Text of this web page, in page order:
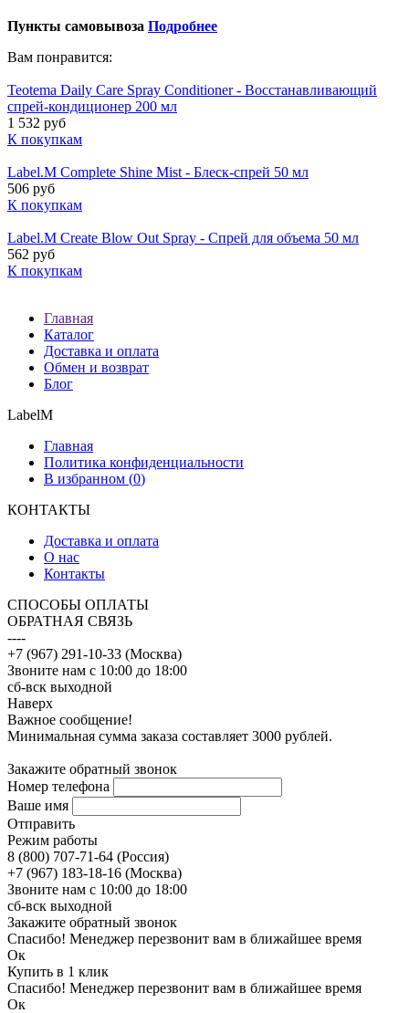
Пункты самовывоза Подробнее
Вам понравится:
Teotema Daily Care Spray Conditioner - Восстанавливающий
спрей-кондиционер 200 мл
1 532 руб
К покупкам
Label.M Complete Shine Mist - Блеск-спрей 50 мл
506 руб
К покупкам
Label.M Create Blow Out Spray - Спрей для объема 50 мл
562 руб
К покупкам
Главная
Каталог
Доставка и оплата
Обмен и возврат
Блог
LabelM
Главная
Политика конфиденциальности
В избранном (0)
КОНТАКТЫ
Доставка и оплата
О нас
Контакты
CПОСОБЫ ОПЛАТЫ
ОБРАТНАЯ СВЯЗЬ
----
+7 (967) 291-10-33 (Москва)
Звоните нам с 10:00 до 18:00
сб-вск выходной
Наверх
Важное сообщение!
Минимальная сумма заказа составляет 3000 рублей.
Закажите обратный звонок
Номер телефона
Ваше имя
Отправить
Режим работы
8 (800) 707-71-64 (Россия)
+7 (967) 183-18-16 (Москва)
Звоните нам с 10:00 до 18:00
сб-вск выходной
Закажите обратный звонок
Спасибо! Менеджер перезвонит вам в ближайшее время
Ок
Купить в 1 клик
Спасибо! Менеджер перезвонит вам в ближайшее время
Ок